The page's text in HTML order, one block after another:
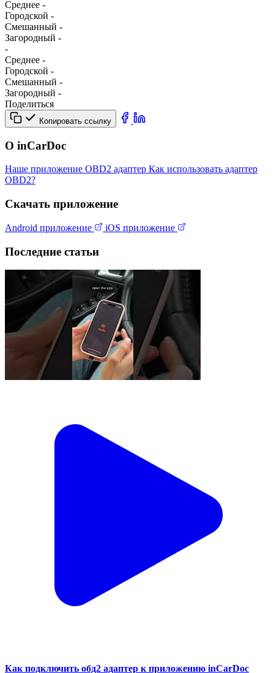
Среднее -
Городской -
Смешанный -
Загородный -
-
Среднее -
Городской -
Смешанный -
Загородный -
Поделиться
Копировать ссылку
О inCarDoc
Наше приложение OBD2 адаптер Как использовать адаптер
OBD2?
Скачать приложение
Android приложение iOS приложение
Последние статьи
Как подключить обд2 адаптер к приложению inCarDoc